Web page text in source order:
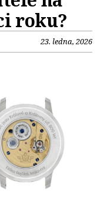
roku?
23. ledna, 2026